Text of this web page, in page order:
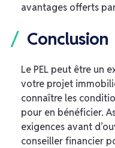
avantages offerts
Conclusion
Le PEL peut être un
votre projet
connaître les
pour en bénéficier.
exigences avant
conseiller financier